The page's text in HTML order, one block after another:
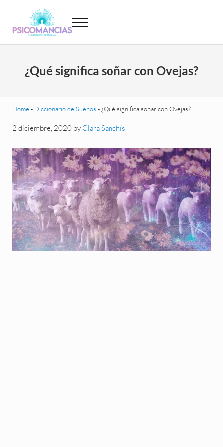
Psicomancias
Menu
¿Qué significa soñar con Ovejas?
Home - Diccionario de Sueños -¿Qué significa soñar con Ovejas?
2 diciembre, 2020 by Clara Sanchís